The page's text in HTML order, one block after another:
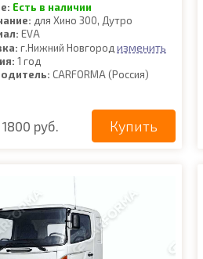
Есть в наличии
для Хино 300, Дутро
EVA
г.Нижний Новгород изменить
1 год
CARFORMA (Россия)
1800 руб. Купить